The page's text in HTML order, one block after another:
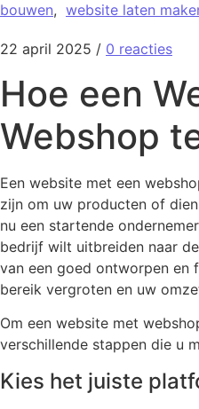
bouwen, website laten
22 april 2025 / 0 reacties
Hoe een
Webshop
Een website met een
zijn om uw producten of
nu een startende
bedrijf wilt uitbreiden naar
van een goed ontworpen en
bereik vergroten en uw
Om een website met
verschillende stappen die u
Kies het juiste